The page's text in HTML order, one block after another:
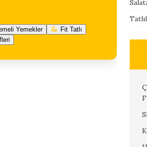
Yemekler
Fit Tatlı